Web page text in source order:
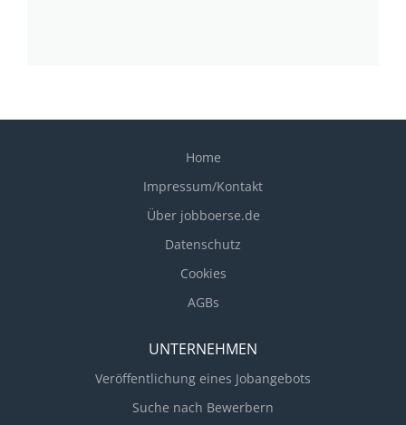
Home
Impressum/Kontakt
Über jobboerse.de
Datenschutz
Cookies
AGBs
UNTERNEHMEN
Veröffentlichung eines Jobangebots
Suche nach Bewerbern